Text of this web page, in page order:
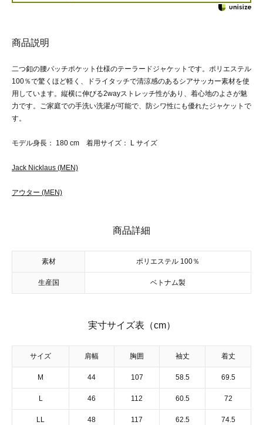
商品説明
二つ釦の腰パッチポケット仕様のテーラードジャケットです。ポリエステル
100％で驚くほど軽く、ドライタッチで清涼感のあるシアサッカー素材を使
用しています。縦横に伸びる2wayストレッチ性があり、着心地のよさが魅
力です。ご家庭での手洗い洗濯が可能で、防シワ性にも優れたジャケットで
す。
モデル身長： 180 cm 着用サイズ： L サイズ
Jack Nicklaus (MEN)
アウター (MEN)
商品詳細
素材 ポリエステル 100％
生産国 ベトナム製
実寸サイズ表（cm）
サイズ 肩幅 胸囲 袖丈 着丈
M 44 107 58.5 69.5
L 46 112 60.5 72
LL 48 117 62.5 74.5